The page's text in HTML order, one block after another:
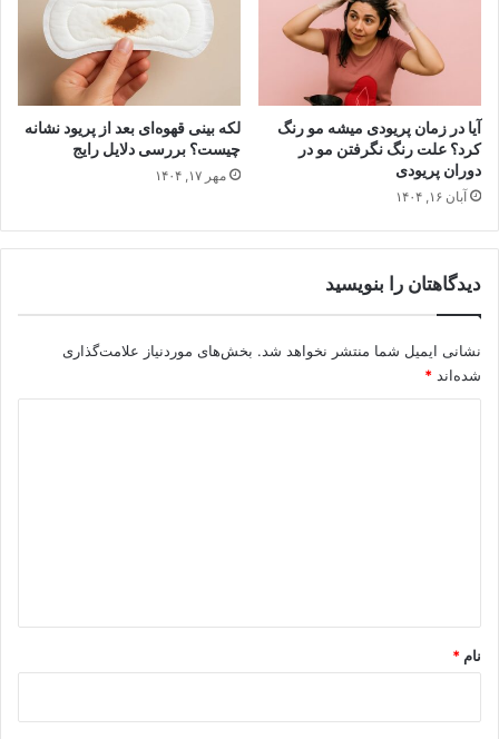
آیا در زمان پریودی میشه مو رنگ
کرد؟ علت رنگ نگرفتن مو در
دوران پریودی
آبان ۱۶, ۱۴۰۴
لکه‌ بینی قهوه‌ای بعد از پریود نشانه
چیست؟ بررسی دلایل رایج
مهر ۱۷, ۱۴۰۴
دیدگاهتان را بنویسید
نشانی ایمیل شما منتشر نخواهد شد. بخش‌های موردنیاز علامت‌گذاری
شده‌اند *
نام *